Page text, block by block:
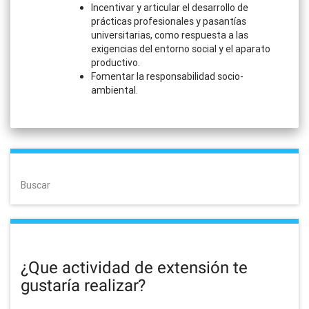
Incentivar y articular el desarrollo de
prácticas profesionales y pasantías
universitarias, como respuesta a las
exigencias del entorno social y el aparato
productivo.
Fomentar la responsabilidad socio-
ambiental.
Buscar
¿Que actividad de extensión te
gustaría realizar?